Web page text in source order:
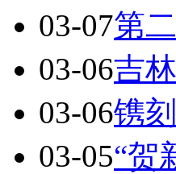
03-07第
03-06吉
03-06镌
03-05“贺